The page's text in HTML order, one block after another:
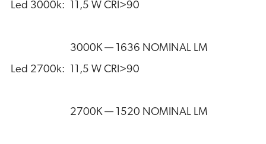
Led 3000k: 11,5 W CRI>90
3000K — 1636 NOMINAL LM
Led 2700k:
11,5 W CRI>90
2700K — 1520 NOMINAL LM